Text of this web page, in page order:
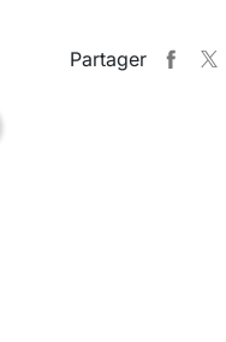
Partager